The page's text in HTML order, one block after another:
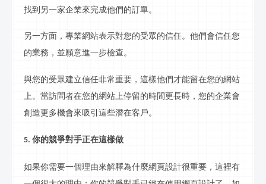
找到另一家企業來完成他們的訂單。
另一方面，專業網站表示對您的受眾的信任。他們會信任您
的業務，並願意進一步檢查。
與您的受眾建立信任非常重要，這樣他們才能留在您的網站
上。當訪問者在您的網站上停留的時間更長時，您的企業會
創造更多機會來吸引這些潛在客戶。
5. 你的競爭對手正在這樣做
如果你需要一個理由來解釋為什麼網頁設計很重要，這裡有